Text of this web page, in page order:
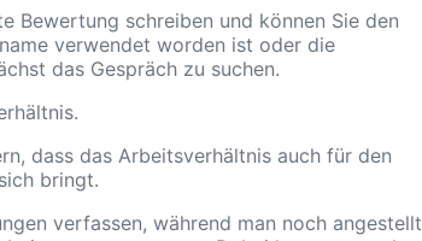
Bewertung schreiben und können Sie den
verwendet worden ist oder die
das Gespräch zu suchen.
dass das Arbeitsverhältnis auch für den
bringt.
verfassen, während man noch angestellt